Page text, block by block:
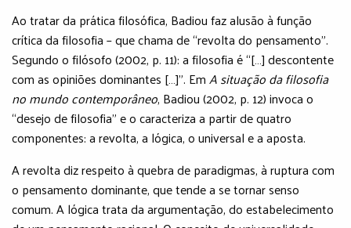
Ao tratar da prática filosófica, Badiou faz alusão à função
crítica da filosofia – que chama de “revolta do pensamento”.
Segundo o filósofo (2002, p. 11): a filosofia é “[…] descontente
com as opiniões dominantes […]”. EmA situação da filosofia
no mundo contemporâneo, Badiou (2002, p. 12) invoca o
“desejo de filosofia” e o caracteriza a partir de quatro
componentes: a revolta, a lógica, o universal e a aposta.
A revolta diz respeito à quebra de paradigmas, à ruptura com
o pensamento dominante, que tende a se tornar senso
comum. A lógica trata da argumentação, do estabelecimento